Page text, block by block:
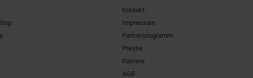
Kontakt
Impressum
Partnerprogramm
Presse
Karriere
AGB